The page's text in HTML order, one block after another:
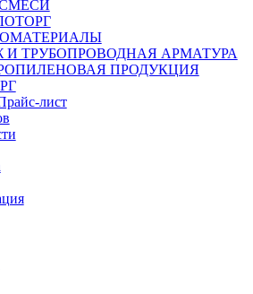
И ТРУБОПРОВОДНАЯ АРМАТУРА
ПРОДУКЦИЯ
лист